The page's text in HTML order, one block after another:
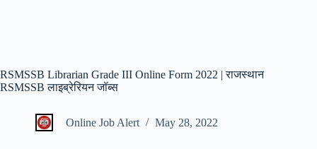
RSMSSB Librarian Grade III Online Form 2022 | राजस्थान
RSMSSB लाइब्रेरियन जॉब्स
Online Job Alert May 28, 2022